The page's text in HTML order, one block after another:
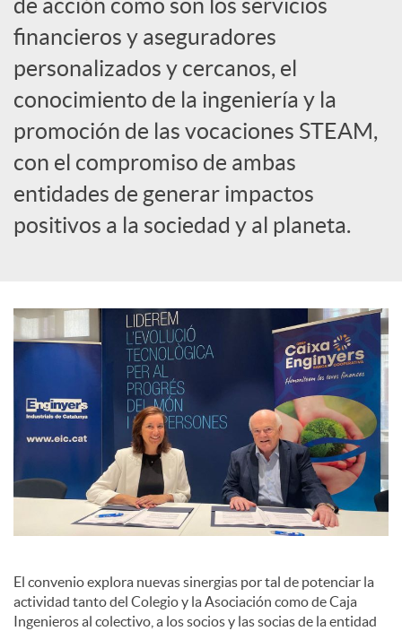
de acción como son los servicios
financieros y aseguradores
personalizados y cercanos, el
conocimiento de la ingeniería y la
promoción de las vocaciones STEAM,
con el compromiso de ambas
entidades de generar impactos
positivos a la sociedad y al planeta.
El convenio explora nuevas sinergias por tal de potenciar la
actividad tanto del Colegio y la Asociación como de Caja
Ingenieros al colectivo, a los socios y las socias de la entidad